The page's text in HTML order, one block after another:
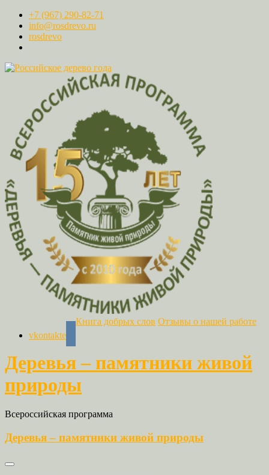
+7 (967) 290-82-71
info@rosdrevo.ru
rosdrevo
vkontakte
Книга добрых слов Отзывы о нашей работе
Деревья – памятники живой
природы
Всероссийская программа
Деревья – памятники живой природы